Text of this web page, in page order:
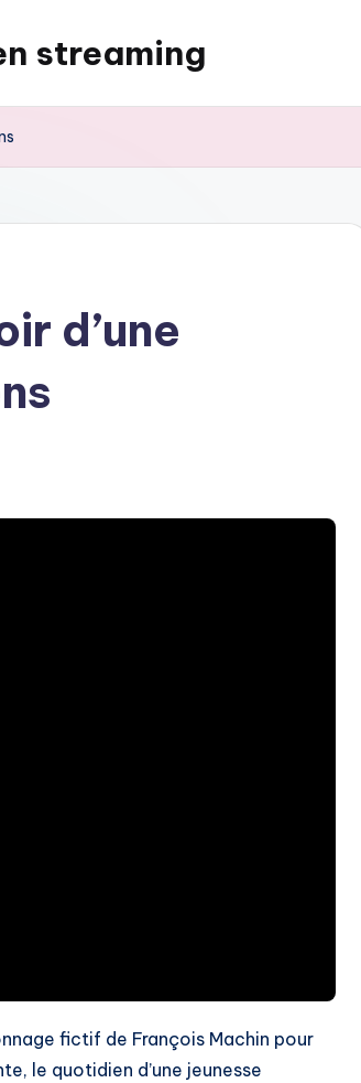
streaming
d’une
fictif de François Machin pour
le quotidien d’une jeunesse